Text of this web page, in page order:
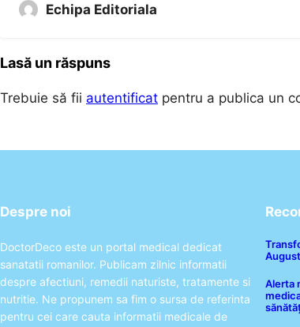
Echipa Editoriala
Lasă un răspuns
Trebuie să fii autentificat pentru a publica un
Despre noi
DoctorDeco este un portal medical dedicat
sanatatii romanilor. Publicam zilnic informatii
despre afectiuni, remedii naturiste, tratamente si
nutritie. Ne propunem sa fim o sursa de referinta
pentru cei care cauta informatii medicale de
Alerta